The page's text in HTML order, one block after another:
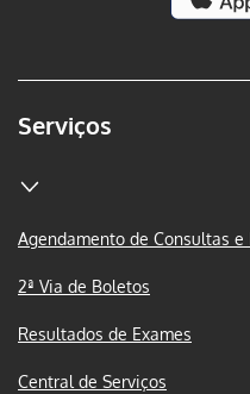
Serviços
Agendamento de Consultas e
2ª Via de Boletos
Resultados de Exames
Central de Serviços